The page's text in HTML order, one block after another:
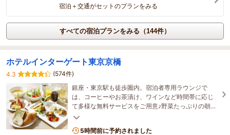
宿泊＋交通がセットのプランをみる
すべての宿泊プランをみる（144件）
ホテルインターゲート東京京橋
4.3
(574件)
銀座・東京駅も徒歩圏内。宿泊者専用ラウンジで
は、コーヒーやお茶漬け、ワインなど時間帯に応じ
て多様な無料サービスをご用意♪野菜たっぷりの朝食
ビュッフェは大好評！ホテル1階にはコンビニもあ
5時間前に予約されました